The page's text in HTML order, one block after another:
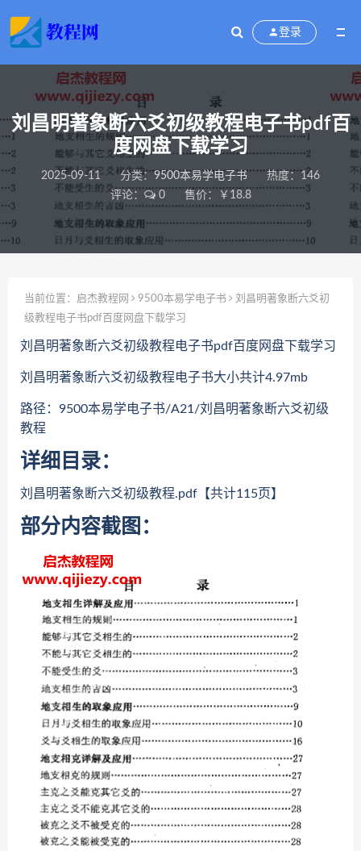
登录
刘昌明著象断六爻初级教程电子书pdf百
度网盘下载学习
2025-09-11 分类： 9500本易学电子书
热度：146
评论：
0 售价：￥18.8
当前位置： 启杰教程网 9500本易学电子书
刘昌明著象断六爻初
级教程电子书pdf百度网盘下载学习
刘昌明著象断六爻初级教程电子书pdf百度网盘下载学习
刘昌明著象断六爻初级教程电子书大小共计4.97mb
路径：9500本易学电子书/A21/刘昌明著象断六爻初级
教程
详细目录：
刘昌明著象断六爻初级教程.pdf【共计115页】
部分内容截图：